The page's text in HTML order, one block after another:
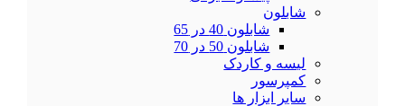
شابلون
شابلون 40 در 65
شابلون 50 در 70
لیسه و کاردک
کمپرسور
سایر ابزار ها